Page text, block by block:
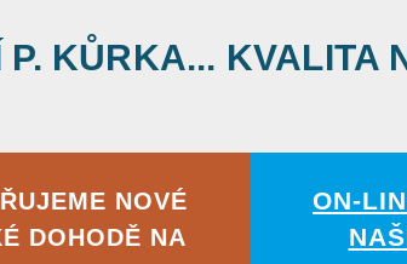
KŮRKA... KVALITA
NOVÉ
DOHODĚ NA
ON-